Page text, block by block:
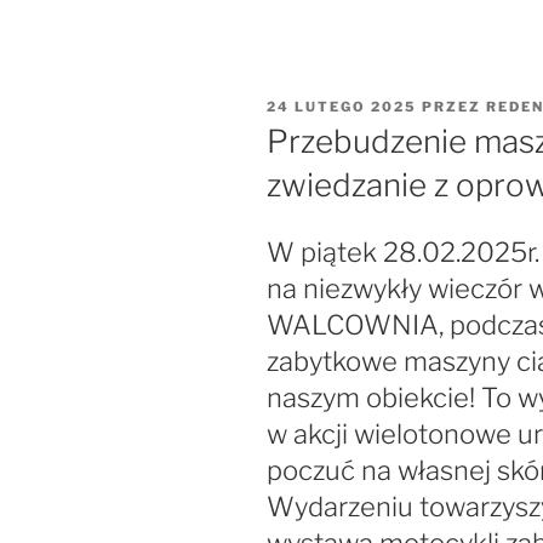
OPUBLIKOWANE
W
24 LUTEGO 2025 PRZEZ REDEN
Przebudzenie
zwiedzanie z
W piątek
na niezwykły wieczór
WALCOWNIA,
zabytkowe maszyny
naszym obiekcie! To
w akcji wielotonowe
poczuć na własnej
Wydarzeniu